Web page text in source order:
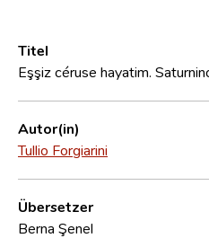
CNL
Forschungsgruppe
Kontakt
Titel
Eşşiz céruse hayatim.
Autor(in)
Tullio Forgiarini
Übersetzer
Berna Şenel